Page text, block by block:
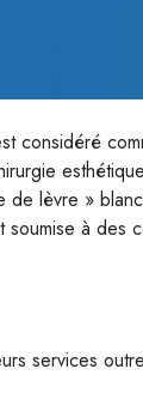
considéré
lèvre »
à des
services